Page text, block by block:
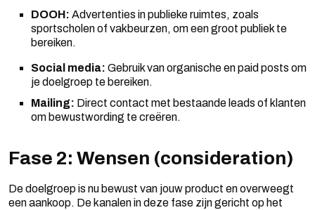
DOOH: Advertenties in publieke ruimtes, zoals
sportscholen of vakbeurzen, om een groot publiek te
bereiken.
Social media: Gebruik van organische en paid posts om
je doelgroep te bereiken.
Mailing: Direct contact met bestaande leads of klanten
om bewustwording te creëren.
Fase 2: Wensen (consideration)
De doelgroep is nu bewust van jouw product en overweegt
een aankoop. De kanalen in deze fase zijn gericht op het